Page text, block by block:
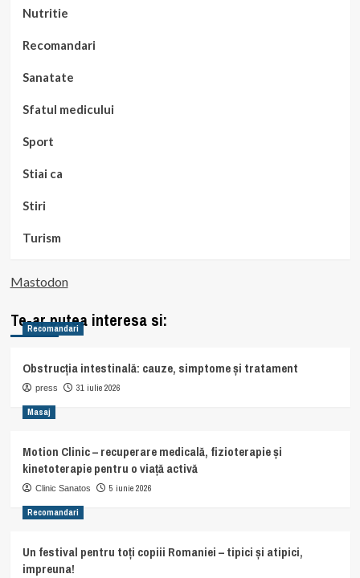
Nutritie
Recomandari
Sanatate
Sfatul medicului
Sport
Stiai ca
Stiri
Turism
Mastodon
Te-ar putea interesa si:
Recomandari
Obstrucția intestinală: cauze, simptome și tratament
press 31 iulie 2026
Masaj
Motion Clinic – recuperare medicală, fizioterapie și
kinetoterapie pentru o viață activă
Clinic Sanatos 5 iunie 2026
Recomandari
Un festival pentru toți copiii Romaniei – tipici și atipici,
impreuna!